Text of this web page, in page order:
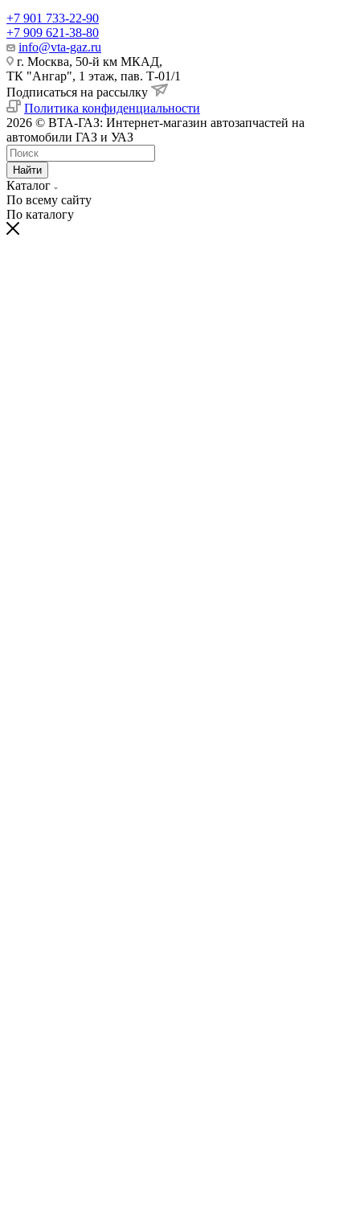
+7 901 733-22-90
+7 909 621-38-80
info@vta-gaz.ru
г. Москва, 50-й км МКАД,
ТК "Ангар", 1 этаж, пав. Т-01/1
Подписаться на рассылку
Политика конфиденциальности
2026 © ВТА-ГАЗ: Интернет-магазин автозапчастей на
автомобили ГАЗ и УАЗ
Найти
Каталог
По всему сайту
По каталогу